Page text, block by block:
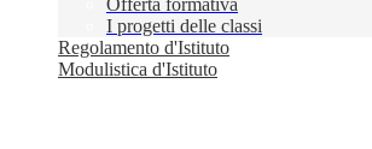
Offerta formativa
I progetti delle classi
Regolamento d'Istituto
Modulistica d'Istituto